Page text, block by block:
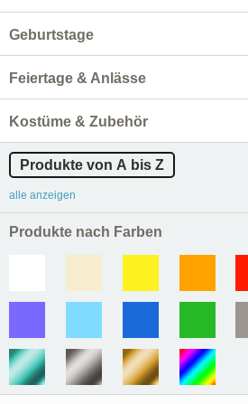
Geburtstage
Feiertage & Anlässe
Kostüme & Zubehör
Produkte von A bis Z
alle anzeigen
Produkte nach Farben